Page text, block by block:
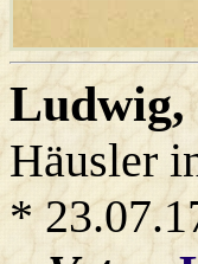
Ludwig,
Häusler
*